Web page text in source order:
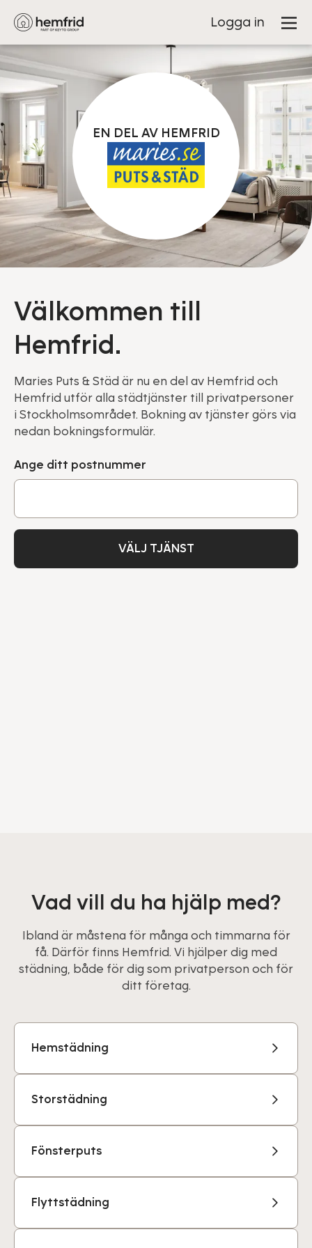
Logga in
EN DEL AV HEMFRID
Välkommen till
Hemfrid.
Maries Puts & Städ är nu en del av Hemfrid och
Hemfrid utför alla städtjänster till privatpersoner
i Stockholmsområdet. Bokning av tjänster görs via
nedan bokningsformulär.
Ange ditt postnummer
VÄLJ TJÄNST
Vad vill du ha hjälp med?
Ibland är måstena för många och timmarna för
få. Därför finns Hemfrid. Vi hjälper dig med
städning, både för dig som privatperson och för
ditt företag.
Hemstädning
Storstädning
Fönsterputs
Flyttstädning